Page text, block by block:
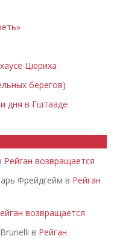
Цюриха
берегов)
дня в Гштааде
Рейган возвращается
Фрейдгейм в Рейган
возвращается
в Рейган